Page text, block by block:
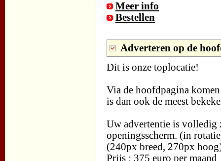
Meer info
Bestellen
Adverteren op de
Dit is onze toplocatie!
Via de hoofdpagina
is dan ook de meest
Uw advertentie is volledig
openingsscherm. (in
(240px breed, 270px
Prijs : 375 euro per maand